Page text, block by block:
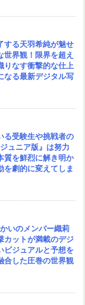
する天羽希純が魅せ
世界観！限界を超え
りなす衝撃的な仕上
なる最新デジタル写
る受験生や挑戦者の
ュニア版』は努力
質を鮮烈に解き明か
を劇的に変えてしま
いのメンバー織莉
カットが満載のデジ
ビジュアルと予想を
合した圧巻の世界観